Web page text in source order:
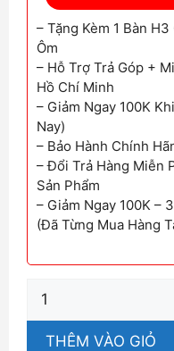
– Tặng Kèm 1 Bàn
Ôm
– Hỗ Trợ Trả Góp +
Hồ Chí Minh
– Giảm Ngay 100K
Nay)
– Bảo Hành Chính
– Đổi Trả Hàng Miễn
Sản Phẩm
– Giảm Ngay 100K –
(Đã Từng Mua Hàng
Nhập
KhẩuTHÊM VÀO GIỎ